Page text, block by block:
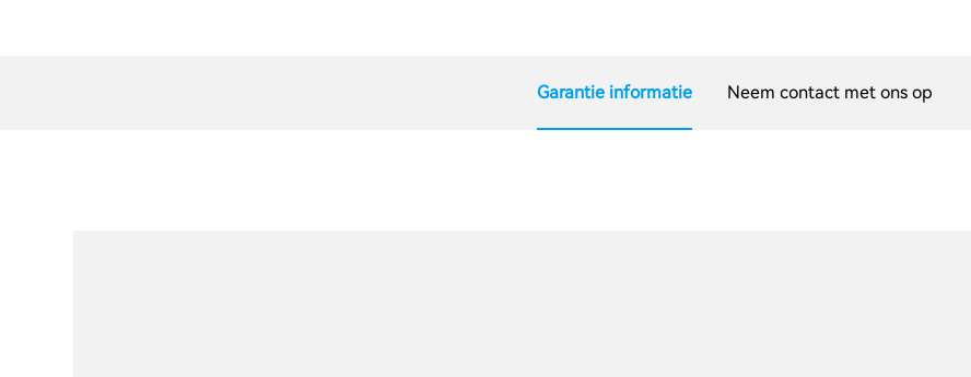
Garantie informatie Neem contact met ons op